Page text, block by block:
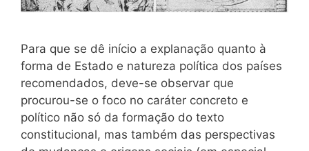
Para que se dê início a explanação quanto à
forma de Estado e natureza política dos países
recomendados, deve-se observar que
procurou-se o foco no caráter concreto e
político não só da formação do texto
constitucional, mas também das perspectivas